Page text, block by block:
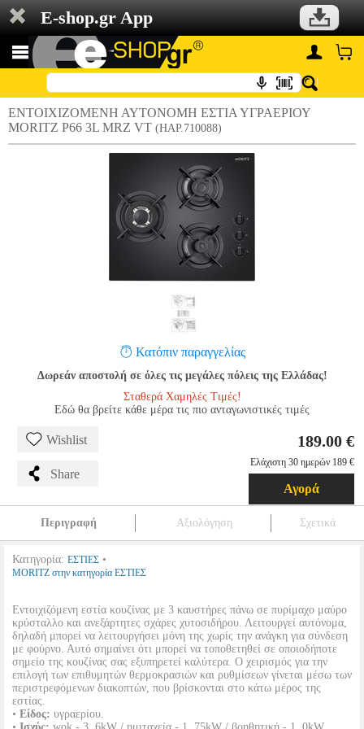
E-shop.gr App
ΕΝΤΟΙΧΙΖΟΜΕΝΗ ΑΥΤΟΝΟΜΗ ΕΣΤΙΑ ΥΓΡΑΕΡΙΟΥ
MORITZ P66 3L MRZ VT (HAP.710088)
Κατόπιν παραγγελίας
Δωρεάν αποστολή σε όλες τις μεγάλες πόλεις της Ελλάδας!
Σταθερά Χαμηλές Τιμές!
Εδώ θα βρείτε κάθε μέρα τις πιο ανταγωνιστικές τιμές
Wishlist
Share
189.00 €
Ελάχιστη 30 ημερών 189 €
Αγορά
Περιγραφή Αξιολόγηση Σχετικά
Κατηγορία: ΕΣΤΙΕΣ •
MORITZ στην κατηγορία ΕΣΤΙΕΣ
Εντοιχιζόμενη εστία κουζίνας με 3 καυστήρες πάνω σε πυρίμαχο μαύρο
κρύσταλλο και ανεξάρτητες σχάρες χυτοσιδήρου. Λειτουργεί αυτόνομα,
δηλαδή μπορεί να λειτουργήσει μόνη της χωρίς την ανάγκη για σύνδεση
με φούρνο. Αυτό σημαίνει ότι μπορεί να τοποθετηθεί σε οποιοδήποτε
σημείο της κουζίνας σας εξυπηρετεί καλύτερα. Ο χειρισμός για την
επιλογή των επιθυμητών θερμοκρασιών και ρυθμίσεων γίνεται μέσω των
περιστρεφόμενων διακοπτών, που βρίσκονται στο κάτω μέρος της
εστίας.
• Είδος: υγραερίου.